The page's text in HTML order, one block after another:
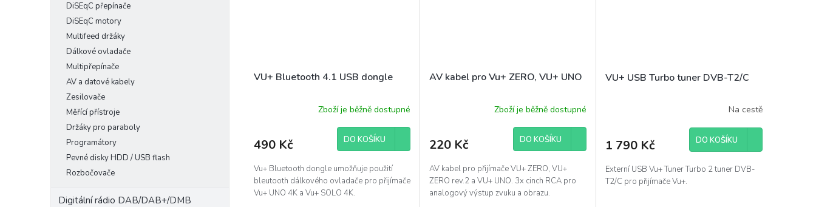
DiSEqC přepínače
DiSEqC motory
Multifeed držáky
Dálkové ovladače
Multipřepínače
AV a datové kabely
Zesilovače
Měřící přístroje
Držáky pro paraboly
Programátory
Pevné disky HDD / USB flash
Rozbočovače
Digitální rádio DAB/DAB+/DMB
VU+ Bluetooth 4.1 USB dongle
Zboží je běžně dostupné
490 Kč DO KOŠÍKU
Vu+ Bluetooth dongle umožňuje použití
bleutooth dálkového ovladače pro přijímače
Vu+ UNO 4K a Vu+ SOLO 4K.
AV kabel pro Vu+ ZERO, VU+ UNO
Zboží je běžně dostupné
220 Kč DO KOŠÍKU
AV kabel pro přijímače VU+ ZERO, VU+
ZERO rev.2 a VU+ UNO. 3x cinch RCA pro
analogový výstup zvuku a obrazu.
VU+ USB Turbo tuner DVB-T2/C
Na cestě
1 790 Kč DO KOŠÍKU
Externí USB Vu+ Tuner Turbo 2 tuner DVB-
T2/C pro přijímače Vu+.